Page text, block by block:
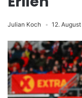
Julian Koch 12.